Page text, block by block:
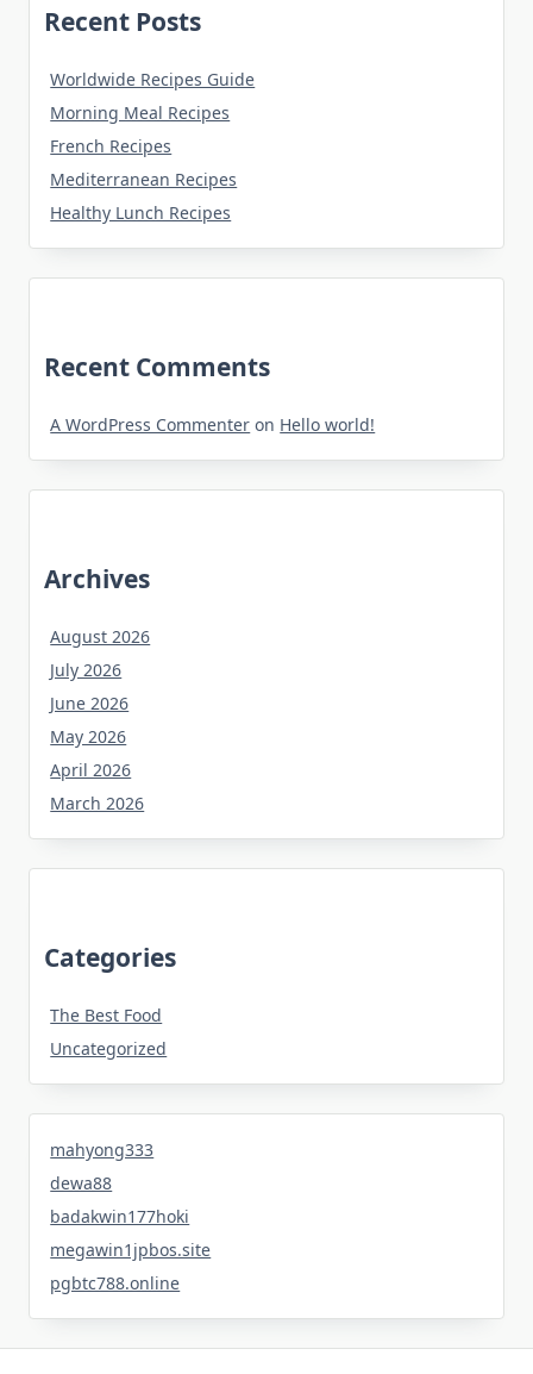
Recent Posts
Worldwide Recipes Guide
Morning Meal Recipes
French Recipes
Mediterranean Recipes
Healthy Lunch Recipes
Recent Comments
A WordPress Commenter on Hello world!
Archives
August 2026
July 2026
June 2026
May 2026
April 2026
March 2026
Categories
The Best Food
Uncategorized
mahyong333
dewa88
badakwin177hoki
megawin1jpbos.site
pgbtc788.online